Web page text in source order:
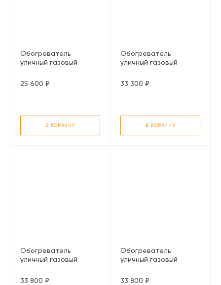
Обогреватель
уличный газовый
Elegance (гриб),
25 600 ₽
В КОРЗИНУ
Обогреватель
уличный газовый
Polo 2.0, стальной
33 300 ₽
В КОРЗИНУ
Обогреватель
уличный газовый
Nova LED M, серый
33 800 ₽
Обогреватель
уличный газовый
Nova LED M, черный
33 800 ₽